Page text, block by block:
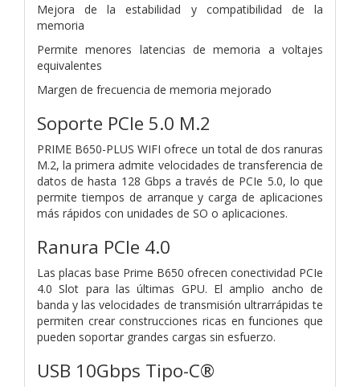
Mejora de la estabilidad y compatibilidad de la
memoria
Permite menores latencias de memoria a voltajes
equivalentes
Margen de frecuencia de memoria mejorado
Soporte PCIe 5.0 M.2
PRIME B650-PLUS WIFI ofrece un total de dos ranuras
M.2, la primera admite velocidades de transferencia de
datos de hasta 128 Gbps a través de PCIe 5.0, lo que
permite tiempos de arranque y carga de aplicaciones
más rápidos con unidades de SO o aplicaciones.
Ranura PCIe 4.0
Las placas base Prime B650 ofrecen conectividad PCIe
4.0 Slot para las últimas GPU. El amplio ancho de
banda y las velocidades de transmisión ultrarrápidas te
permiten crear construcciones ricas en funciones que
pueden soportar grandes cargas sin esfuerzo.
USB 10Gbps Tipo-C®